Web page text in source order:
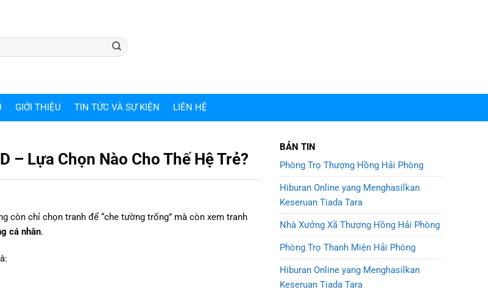
GIỚI THIỆU TIN TỨC VÀ SỰ KIỆN LIÊN HỆ
– Lựa Chọn Nào Cho Thế Hệ Trẻ?
còn chỉ chọn tranh để “che tường trống” mà còn xem tranh
cá nhân.
BẢN TIN
Phòng Trọ Thượng Hồng Hải Phòng
Hiburan Online yang Menghasilkan
Keseruan Tiada Tara
Nhà Xưởng Xã Thượng Hồng Hải Phòng
Phòng Trọ Thanh Miện Hải Phòng
Hiburan Online yang Menghasilkan
Keseruan Tiada Tara